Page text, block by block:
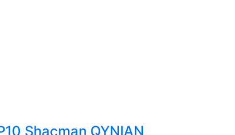
Shacman QYNIAN